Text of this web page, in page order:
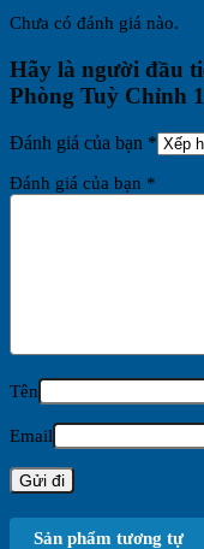
Chưa có đánh giá nào.
Hãy là người đầu
Phòng Tuỳ Chỉnh
Đánh giá của bạn *
Đánh giá của bạn *
Tên
Email
Sản phẩm tương tự